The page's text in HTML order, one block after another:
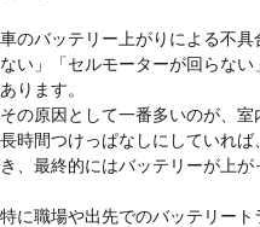
車のバッテリー上がりによる不
ない」「セルモーターが回らな
あります。
その原因として一番多いのが、室
長時間つけっぱなしにしていれ
き、最終的にはバッテリーが上が
特に職場や出先でのバッテリー